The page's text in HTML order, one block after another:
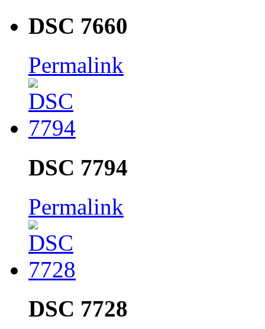
DSC 7660
Permalink
DSC 7794
Permalink
DSC 7728